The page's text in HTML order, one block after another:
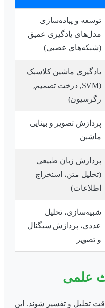
توسعه و پیاده‌سازی
مدل‌های یادگیری عمیق
(شبکه‌های عصبی)
یادگیری ماشین کلاسیک
(SVM, درخت تصمیم,
رگرسیون)
پردازش تصویر و بینایی
ماشین
پردازش زبان طبیعی
(تحلیل متن، استخراج
اطلاعات)
شبیه‌سازی، تحلیل
عددی، پردازش سیگنال
و تصویر
تحلیل و تفسیر شوند. این